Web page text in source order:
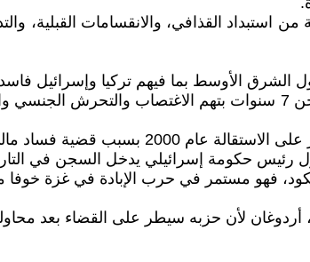
من استبداد القذافي، والانقسامات
الشرق الأوسط بما فيهم تركيا وإسرائيل
فهو مستمر في حرب الإبادة في غزة
لأن حزبه سيطر على القضاء بعد محاولة